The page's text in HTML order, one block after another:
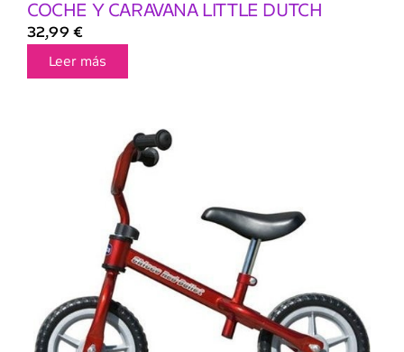
COCHE Y CARAVANA LITTLE DUTCH
32,99 €
Leer más